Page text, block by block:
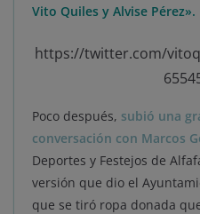
Vito Quiles y Alvise Pérez».
https://twitter.com/
Poco después, subió una
conversación con Marcos
Deportes y Festejos de
versión que dio el
que se tiró ropa donada